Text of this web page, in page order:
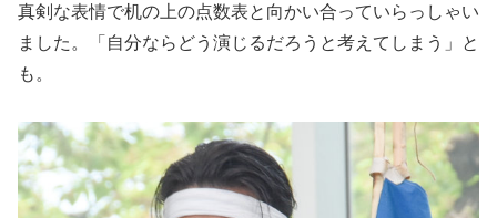
真剣な表情で机の上の点数表と向かい合っていらっしゃい
ました。「自分ならどう演じるだろうと考えてしまう」と
も。